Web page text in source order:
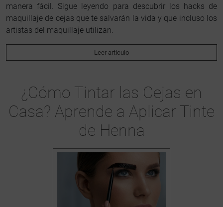
manera fácil. Sigue leyendo para descubrir los hacks de
maquillaje de cejas que te salvarán la vida y que incluso los
artistas del maquillaje utilizan.
Leer artículo
¿Cómo Tintar las Cejas en
Casa? Aprende a Aplicar Tinte
de Henna